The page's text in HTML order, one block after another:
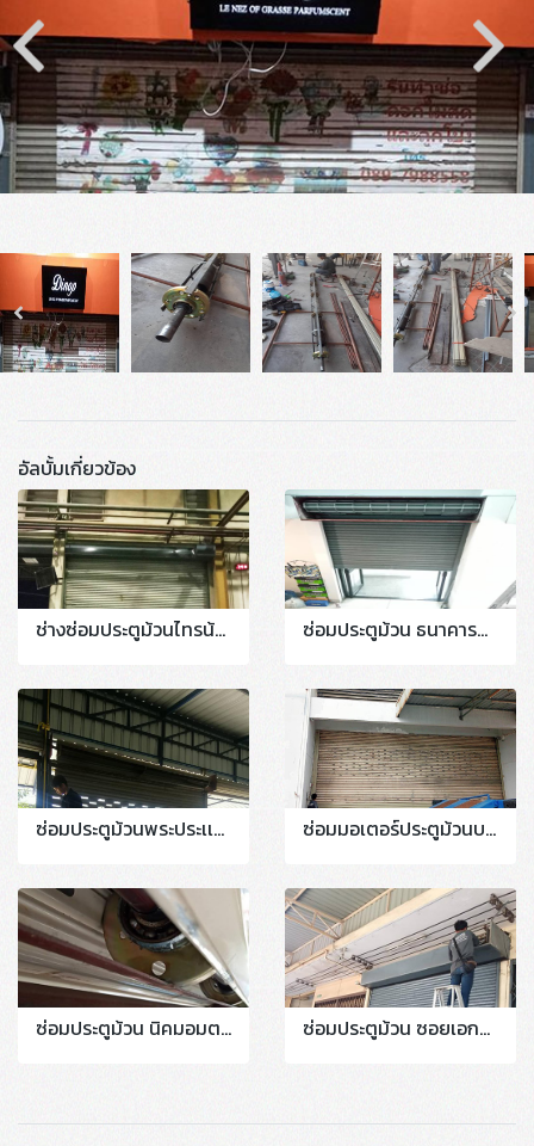
อัลบั้มเกี่ยวข้อง
ช่างซ่อมประตูม้วนไทรน้อย-สุพรรณ ประตูม้วนบางบัวทอง #ไทรม้า #ท่าอิฐ #นนทบุรี ซ่อมประตูม้วน ธนาคารกรุงไทย สาขาวงศ์สว่าง งานเปลี่ยนฐานล่างประกอบฉาก
ซ่อมประตูม้วนพระประเเดง สุขสวัสดิ์ 70 งานซ่อมเปลี่ยนชุดลูกปืนเพลา ซ่อมมอเตอร์ประตูม้วนบางปะกง ประตูม้วนสุวินทวงศ์ #บางสมัคร #บางวัว 081-0574038 #งานเปลี่ยนตู้คอนโทรลมอเตอร์แท่นพร้อมตัวเช็คระบบขึ้นลงอะจารบีล้อเลื่อน
ซ่อมประตูม้วน นิคมอมตะนคร..ชลบุรี งานซ่อมเปลี่ยนชุดลูกปืนเพลาพร้อมปรับแต่งบาน ซ่อมประตูม้วน ซอยเอกชัย 80 งานเปลี่ยนกล่องรับสัญญาณรีโมร์ทพร้อมลูกรีโมร์ท 2ชุด